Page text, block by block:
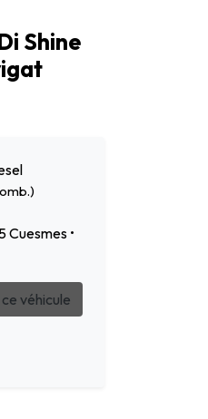
Shine
Cuesmes •
véhicule